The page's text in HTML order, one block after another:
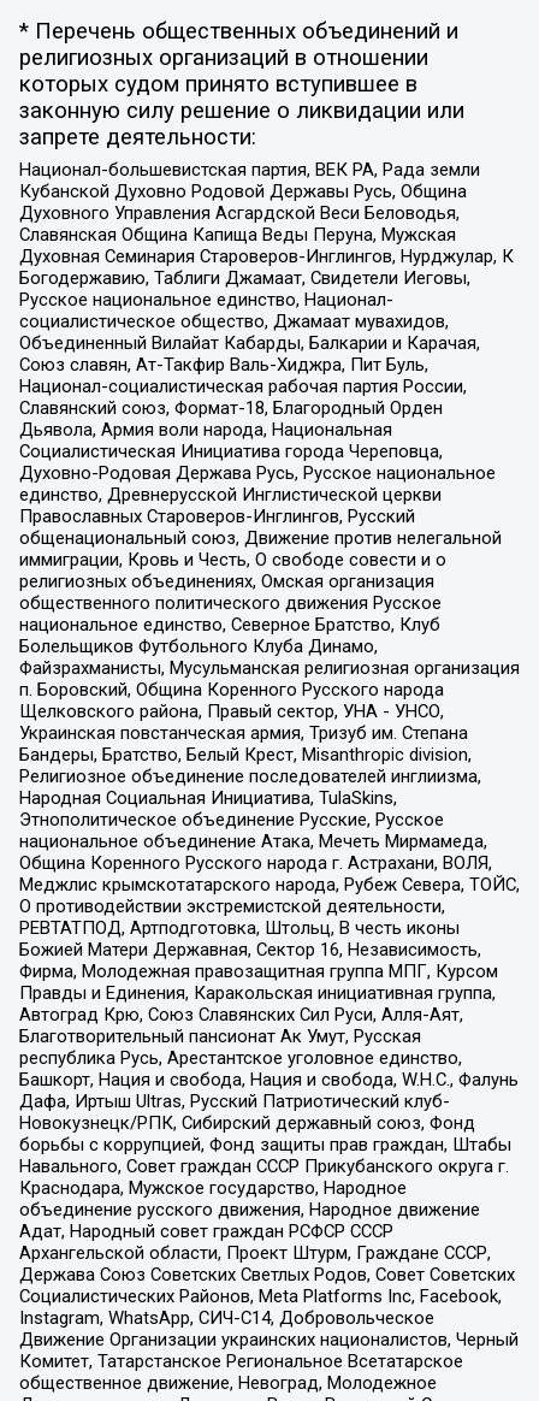
* Перечень общественных объединений и
религиозных организаций в отношении
которых судом принято вступившее в
законную силу решение о ликвидации или
запрете деятельности:
Национал-большевистская партия, ВЕК РА, Рада земли
Кубанской Духовно Родовой Державы Русь, Община
Духовного Управления Асгардской Веси Беловодья,
Славянская Община Капища Веды Перуна, Мужская
Духовная Семинария Староверов-Инглингов, Нурджулар, К
Богодержавию, Таблиги Джамаат, Свидетели Иеговы,
Русское национальное единство, Национал-
социалистическое общество, Джамаат мувахидов,
Объединенный Вилайат Кабарды, Балкарии и Карачая,
Союз славян, Ат-Такфир Валь-Хиджра, Пит Буль,
Национал-социалистическая рабочая партия России,
Славянский союз, Формат-18, Благородный Орден
Дьявола, Армия воли народа, Национальная
Социалистическая Инициатива города Череповца,
Духовно-Родовая Держава Русь, Русское национальное
единство, Древнерусской Инглистической церкви
Православных Староверов-Инглингов, Русский
общенациональный союз, Движение против нелегальной
иммиграции, Кровь и Честь, О свободе совести и о
религиозных объединениях, Омская организация
общественного политического движения Русское
национальное единство, Северное Братство, Клуб
Болельщиков Футбольного Клуба Динамо,
Файзрахманисты, Мусульманская религиозная организация
п. Боровский, Община Коренного Русского народа
Щелковского района, Правый сектор, УНА - УНСО,
Украинская повстанческая армия, Тризуб им. Степана
Бандеры, Братство, Белый Крест, Misanthropic division,
Религиозное объединение последователей инглиизма,
Народная Социальная Инициатива, TulaSkins,
Этнополитическое объединение Русские, Русское
национальное объединение Атака, Мечеть Мирмамеда,
Община Коренного Русского народа г. Астрахани, ВОЛЯ,
Меджлис крымскотатарского народа, Рубеж Севера, ТОЙС,
О противодействии экстремистской деятельности,
РЕВТАТПОД, Артподготовка, Штольц, В честь иконы
Божией Матери Державная, Сектор 16, Независимость,
Фирма, Молодежная правозащитная группа МПГ, Курсом
Правды и Единения, Каракольская инициативная группа,
Автоград Крю, Союз Славянских Сил Руси, Алля-Аят,
Благотворительный пансионат Ак Умут, Русская
республика Русь, Арестантское уголовное единство,
Башкорт, Нация и свобода, Нация и свобода, W.H.С., Фалунь
Дафа, Иртыш Ultras, Русский Патриотический клуб-
Новокузнецк/РПК, Сибирский державный союз, Фонд
борьбы с коррупцией, Фонд защиты прав граждан, Штабы
Навального, Совет граждан СССР Прикубанского округа г.
Краснодара, Мужское государство, Народное
объединение русского движения, Народное движение
Адат, Народный совет граждан РСФСР СССР
Архангельской области, Проект Штурм, Граждане СССР,
Держава Союз Советских Светлых Родов, Совет Советских
Социалистических Районов, Meta Platforms Inc, Facebook,
Instagram, WhatsApp, СИЧ-С14, Добровольческое
Движение Организации украинских националистов, Черный
Комитет, Татарстанское Региональное Всетатарское
общественное движение, Невоград, Молодежное